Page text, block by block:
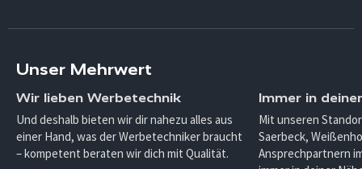
Unser Mehrwert
Wir lieben Werbetechnik
Und deshalb bieten wir dir nahezu alles aus
einer Hand, was der Werbetechniker braucht
– kompetent beraten wir dich mit Qualität.
Immer in
Mit unseren
Saerbeck,
Ansprechpartnern